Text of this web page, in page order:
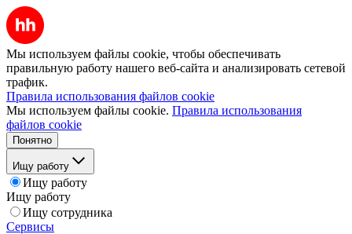
Мы используем файлы cookie, чтобы обеспечивать
правильную работу нашего веб-сайта и анализировать сетевой
трафик.
Правила использования файлов cookie
Мы используем файлы cookie. Правила использования
файлов cookie
Понятно
Ищу работу
Ищу работу
Ищу работу
Ищу сотрудника
Сервисы